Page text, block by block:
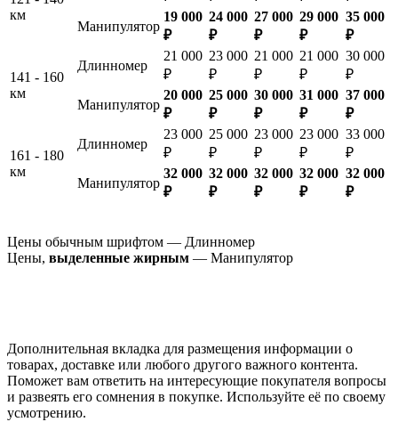
км
Манипулятор
19 000
₽
24 000
₽
27 000
₽
29 000
₽
35 000
₽
141 - 160
км
Длинномер
21 000
₽
23 000
₽
21 000
₽
21 000
₽
30 000
₽
Манипулятор
20 000
₽
25 000
₽
30 000
₽
31 000
₽
37 000
₽
161 - 180
км
Длинномер
23 000
₽
25 000
₽
23 000
₽
23 000
₽
33 000
₽
Манипулятор
32 000
₽
32 000
₽
32 000
₽
32 000
₽
32 000
₽
Цены обычным шрифтом — Длинномер
Цены, выделенные жирным — Манипулятор
Дополнительная вкладка для размещения информации о
товарах, доставке или любого другого важного контента.
Поможет вам ответить на интересующие покупателя вопросы
и развеять его сомнения в покупке. Используйте её по своему
усмотрению.